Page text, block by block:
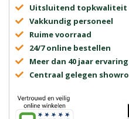
Uitsluitend topkwaliteit
Vakkundig personeel
Ruime voorraad
24/7 online bestellen
Meer dan 40 jaar ervaring
Centraal gelegen